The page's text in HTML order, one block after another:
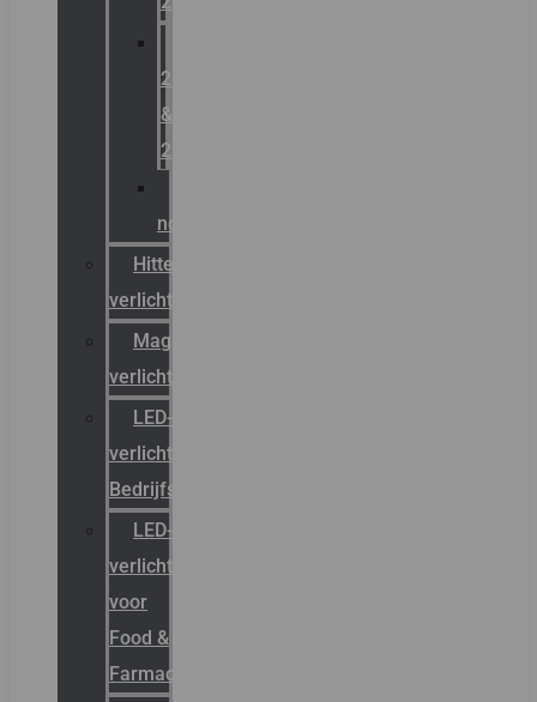
21
&
22
noodverlichting
Hittebestendige
verlichting
Magazijn
verlichting
LED-
verlichting
Bedrijfshal
LED-
verlichting
voor
Food &
Farmacie